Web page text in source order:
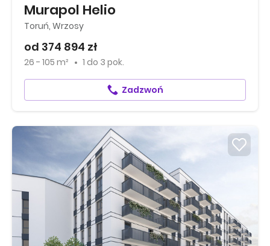
Murapol Helio
Toruń, Wrzosy
od 374 894 zł
26 - 105 m² 1 do 3 pok.
Zadzwoń